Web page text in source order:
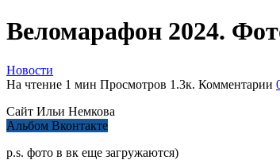
Веломарафон 2024.
Новости
На чтение 1 мин Просмотров 1.3к. Комментарии
Сайт Ильи Немкова
Альбом Вконтакте
p.s. фото в вк еще загружаются)